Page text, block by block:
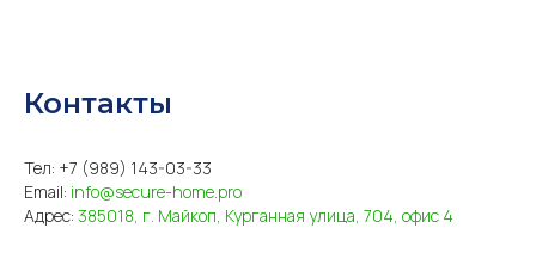
Контакты
Тел: +7 (989) 143-03-33
Email: info@secure-home.pro
Адрес: 385018, г. Майкоп, Курганная улица, 704, офис 4